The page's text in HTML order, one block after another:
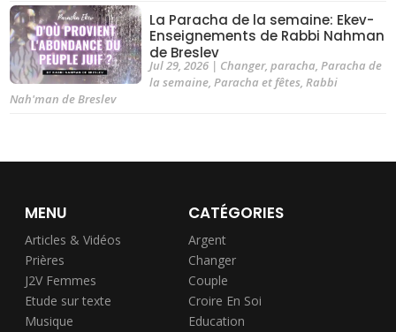
La Paracha de la semaine: Ekev-
Enseignements de Rabbi Nahman
de Breslev
Jul 29, 2026| Changer, paracha, Paracha de
la semaine, Paracha et fêtes, Rabbi
Nah'man de Breslev
MENU
Articles & Vidéos
Prières
J2V Femmes
Etude sur texte
Musique
CATÉGORIES
Argent
Changer
Couple
Croire En Soi
Education